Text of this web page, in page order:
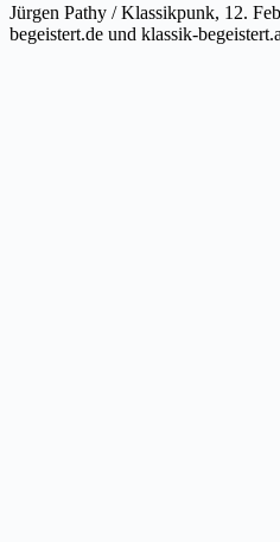
Jürgen Pathy / Klassikpunk, 12.
begeistert.de und klassik-